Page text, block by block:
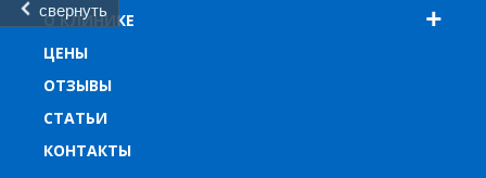
свернуть
О КЛИНИКЕ
ЦЕНЫ
ОТЗЫВЫ
СТАТЬИ
КОНТАКТЫ